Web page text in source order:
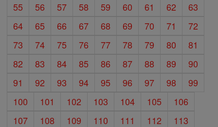
55
56 57 58 59 60 61 62
63
64
65 66 67 68 69 70 71
72
73
74 75 76 77 78 79 80
81
82
83 84 85 86 87 88 89
90
91
92 93 94 95 96 97 98
99
100
101 102 103 104 105
106
107
108 109 110 111 112
113